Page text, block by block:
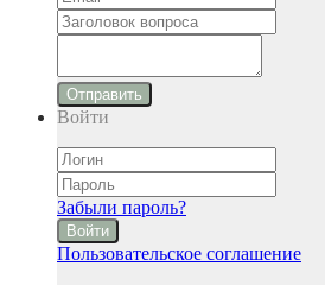
Отправить
Войти
Забыли пароль?
Войти
Пользовательское соглашение